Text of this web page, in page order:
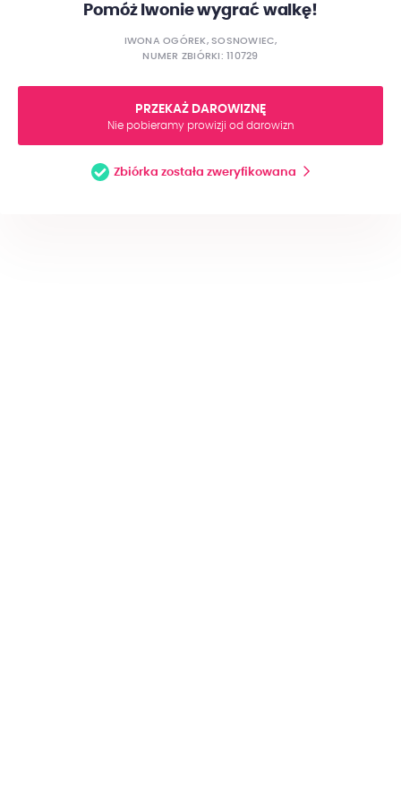
Pomóż Iwonie wygrać walkę!
IWONA OGÓREK, SOSNOWIEC,
NUMER ZBIÓRKI: 110729
PRZEKAŻ DAROWIZNĘ
Nie pobieramy prowizji od darowizn
Zbiórka została zweryfikowana